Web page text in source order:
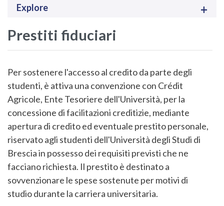
Explore
Prestiti fiduciari
Per sostenere l'accesso al credito da parte degli
studenti, è attiva una convenzione con Crédit
Agricole, Ente Tesoriere dell'Università, per la
concessione di facilitazioni creditizie, mediante
apertura di credito ed eventuale prestito personale,
riservato agli studenti dell'Università degli Studi di
Brescia in possesso dei requisiti previsti che ne
facciano richiesta. Il prestito è destinato a
sovvenzionare le spese sostenute per motivi di
studio durante la carriera universitaria.